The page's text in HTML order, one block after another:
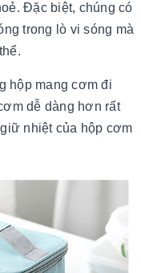
Đặc biệt, chúng có
trong lò vi sóng mà
hộp mang cơm đi
dễ dàng hơn rất
nhiệt của hộp cơm